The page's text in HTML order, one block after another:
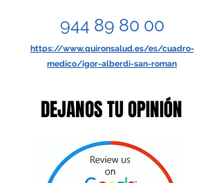
944 89 80 00
https://www.quironsalud.es/es/cuadro-
medico/igor-alberdi-san-roman
DEJANOS TU OPINIÓN
DEJANOS TU OPINIÓN